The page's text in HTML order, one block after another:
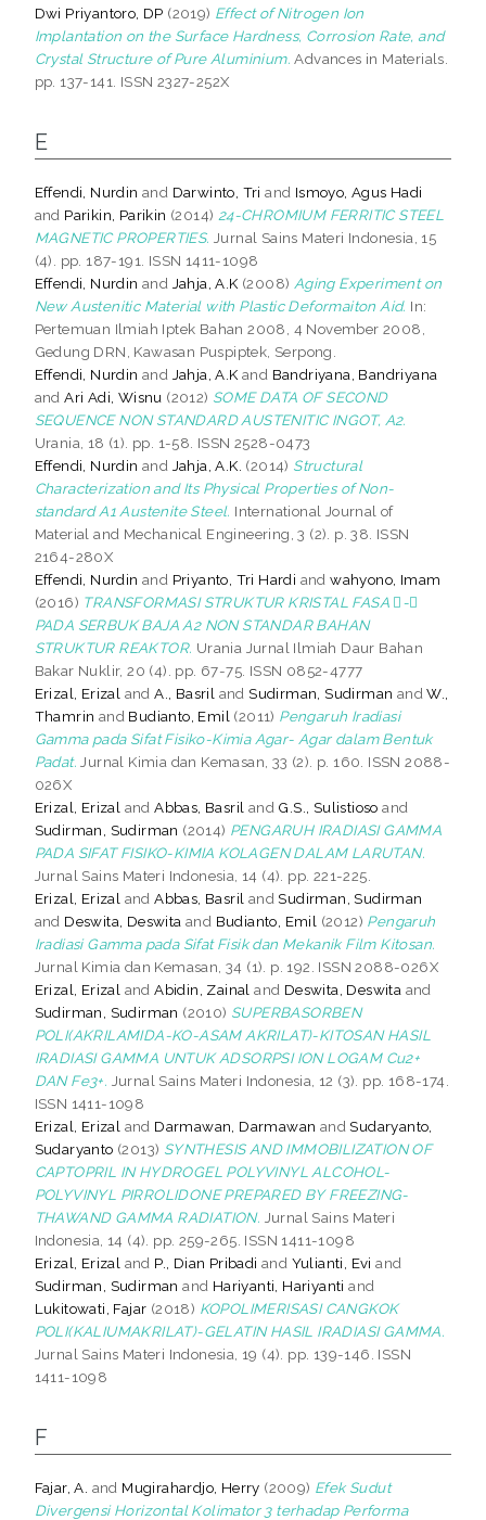
Dwi Priyantoro, DP (2019) Effect of Nitrogen Ion
Implantation on the Surface Hardness, Corrosion Rate, and
Crystal Structure of Pure Aluminium. Advances in Materials.
pp. 137-141. ISSN 2327-252X
E
Effendi, Nurdin and Darwinto, Tri and Ismoyo, Agus Hadi
and Parikin, Parikin (2014) 24-CHROMIUM FERRITIC STEEL
MAGNETIC PROPERTIES. Jurnal Sains Materi Indonesia, 15
(4). pp. 187-191. ISSN 1411-1098
Effendi, Nurdin and Jahja, A.K (2008) Aging Experiment on
New Austenitic Material with Plastic Deformaiton Aid. In:
Pertemuan Ilmiah Iptek Bahan 2008, 4 November 2008,
Gedung DRN, Kawasan Puspiptek, Serpong.
Effendi, Nurdin and Jahja, A.K and Bandriyana, Bandriyana
andAri Adi, Wisnu (2012) SOME DATA OF SECOND
SEQUENCE NON STANDARD AUSTENITIC INGOT, A2.
Urania, 18 (1). pp. 1-58. ISSN 2528-0473
Effendi, Nurdin and Jahja, A.K. (2014) Structural
Characterization and Its Physical Properties of Non-
standard A1 Austenite Steel. International Journal of
Material and Mechanical Engineering, 3 (2). p. 38. ISSN
2164-280X
Effendi, Nurdin and Priyanto, Tri Hardi andwahyono, Imam
(2016) TRANSFORMASI STRUKTUR KRISTAL FASA -
PADA SERBUK BAJA A2 NON STANDAR BAHAN
STRUKTUR REAKTOR. Urania Jurnal Ilmiah Daur Bahan
Bakar Nuklir, 20 (4). pp. 67-75. ISSN 0852-4777
Erizal, Erizal andA., Basril andSudirman, Sudirman andW.,
Thamrin and Budianto, Emil (2011) Pengaruh Iradiasi
Gamma pada Sifat Fisiko-Kimia Agar- Agar dalam Bentuk
Padat. Jurnal Kimia dan Kemasan, 33 (2). p. 160. ISSN 2088-
026X
Erizal, Erizal andAbbas, Basril and G.S., Sulistioso and
Sudirman, Sudirman (2014) PENGARUH IRADIASI GAMMA
PADA SIFAT FISIKO-KIMIA KOLAGEN DALAM LARUTAN.
Jurnal Sains Materi Indonesia, 14 (4). pp. 221-225.
Erizal, Erizal andAbbas, Basril andSudirman, Sudirman
and Deswita, Deswita and Budianto, Emil (2012) Pengaruh
Iradiasi Gamma pada Sifat Fisik dan Mekanik Film Kitosan.
Jurnal Kimia dan Kemasan, 34 (1). p. 192. ISSN 2088-026X
Erizal, Erizal andAbidin, Zainal and Deswita, Deswita and
Sudirman, Sudirman (2010) SUPERBASORBEN
POLI(AKRILAMIDA-KO-ASAM AKRILAT)-KITOSAN HASIL
IRADIASI GAMMA UNTUK ADSORPSI ION LOGAM Cu2+
DAN Fe3+. Jurnal Sains Materi Indonesia, 12 (3). pp. 168-174.
ISSN 1411-1098
Erizal, Erizal and Darmawan, Darmawan andSudaryanto,
Sudaryanto (2013) SYNTHESIS AND IMMOBILIZATION OF
CAPTOPRIL IN HYDROGEL POLYVINYL ALCOHOL-
POLYVINYL PIRROLIDONE PREPARED BY FREEZING-
THAWAND GAMMA RADIATION. Jurnal Sains Materi
Indonesia, 14 (4). pp. 259-265. ISSN 1411-1098
Erizal, Erizal and P., Dian Pribadi and Yulianti, Evi and
Sudirman, Sudirman and Hariyanti, Hariyanti and
Lukitowati, Fajar (2018) KOPOLIMERISASI CANGKOK
POLI(KALIUMAKRILAT)-GELATIN HASIL IRADIASI GAMMA.
Jurnal Sains Materi Indonesia, 19 (4). pp. 139-146. ISSN
1411-1098
F
Fajar, A. and Mugirahardjo, Herry (2009) Efek Sudut
Divergensi Horizontal Kolimator 3 terhadap Performa